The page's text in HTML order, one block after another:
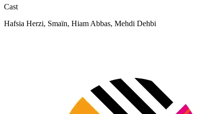
Cast
Hafsia Herzi, Smaïn, Hiam Abbas, Mehdi Dehbi